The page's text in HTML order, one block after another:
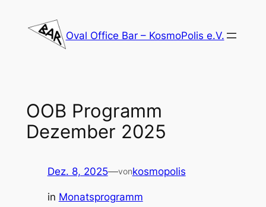
Inhalt
Oval Office Bar – KosmoPolis e.V.
OOB Programm
Dezember 2025
Dez. 8, 2025—vonkosmopolis
in Monatsprogramm